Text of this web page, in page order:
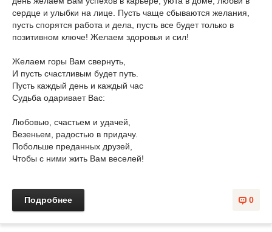
сердце и улыбки на лице. Пусть чаще сбываются желания,
пусть спорятся работа и дела, пусть все будет только в
позитивном ключе! Желаем здоровья и сил!
Желаем горы Вам свернуть,
И пусть счастливым будет путь.
Пусть каждый день и каждый час
Судьба одаривает Вас:
Любовью, счастьем и удачей,
Везеньем, радостью в придачу.
Побольше преданных друзей,
Чтобы с ними жить Вам веселей!
0
Подробнее